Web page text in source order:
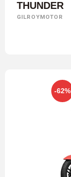
THUNDER
GILROYMOTOR
-62%